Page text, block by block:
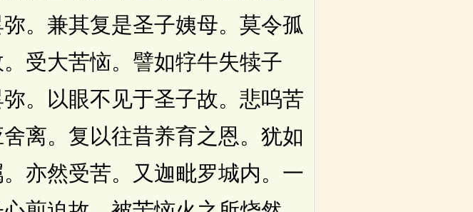
。兼其复是圣子姨母。莫令孤
受大苦恼。譬如牸牛失犊子
。以眼不见于圣子故。悲呜苦
离。复以往昔养育之恩。犹如
亦然受苦。又迦毗罗城内。一